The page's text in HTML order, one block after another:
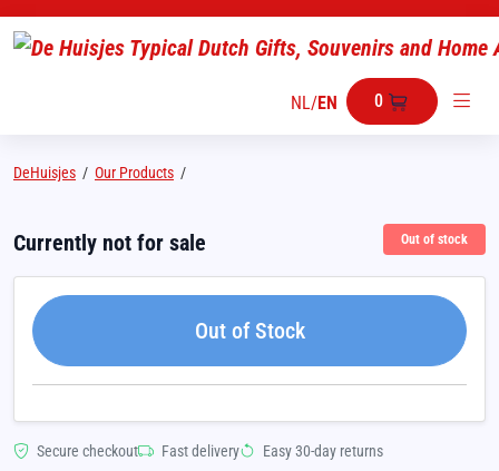
NL/EN 0
DeHuisjes / Our Products /
Currently not for sale Out of stock
Out of Stock
Secure checkout Fast delivery Easy 30-day returns